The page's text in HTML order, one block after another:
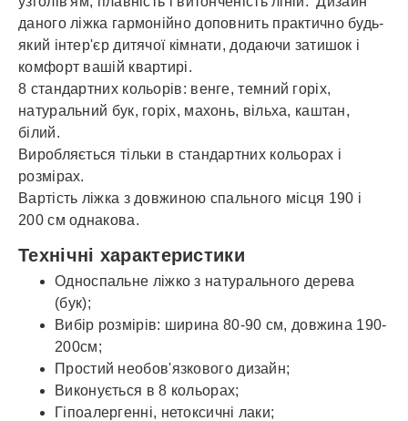
даного ліжка гармонійно доповнить практично будь-
який інтер'єр дитячої кімнати, додаючи затишок і
комфорт вашій квартирі.
8 стандартних кольорів: венге, темний горіх,
натуральний бук, горіх, махонь, вільха, каштан,
білий.
Виробляється тільки в стандартних кольорах і
розмірах.
Вартість ліжка з довжиною спального місця 190 і
200 см однакова.
Технічні характеристики
Односпальне ліжко з натурального дерева
(бук);
Вибір розмірів: ширина 80-90 см, довжина 190-
200см;
Простий необов'язкового дизайн;
Виконується в 8 кольорах;
Гіпоалергенні, нетоксичні лаки;